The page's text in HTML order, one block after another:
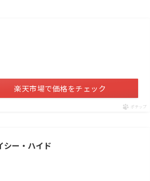
楽天市場で価格をチェック
ポチップ
シー・ハイド